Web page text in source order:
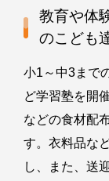
教育や体
のこども
小1～中3まで
ど学習塾を開
などの食材配
す。衣料品な
し、また、送